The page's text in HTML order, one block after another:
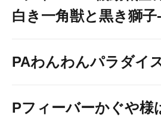
白き一角獣と黒き獅子-
PAわんわんパラダイ
Pフィーバーかぐや